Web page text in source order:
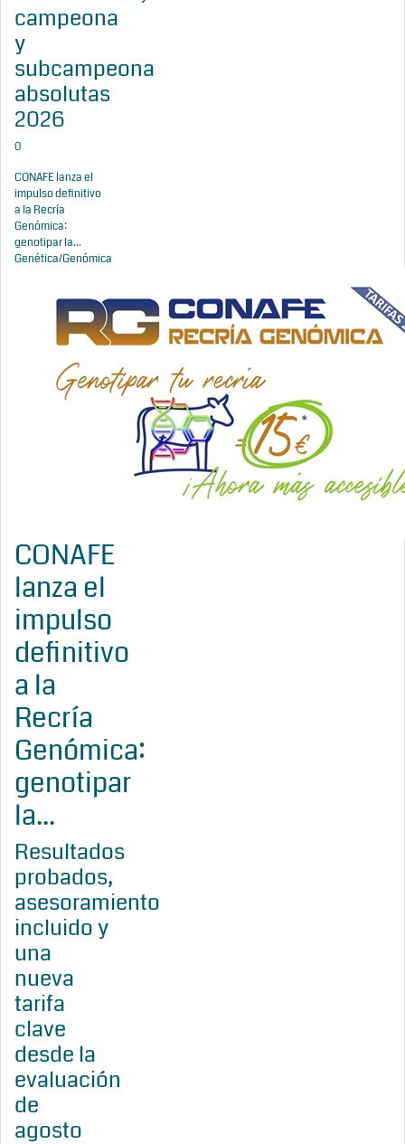
campeona
y
subcampeona
absolutas
2026
0
CONAFE lanza el
impulso definitivo
a la Recría
Genómica:
genotipar la...
Genética/Genómica
CONAFE
lanza el
impulso
definitivo
a la
Recría
Genómica:
genotipar
la...
Resultados
probados,
asesoramiento
incluido y
una
nueva
tarifa
clave
desde la
evaluación
de
agosto